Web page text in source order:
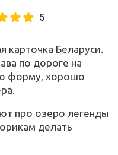
5
карточка Беларуси.
по дороге на
форму, хорошо
про озеро легенды
делать